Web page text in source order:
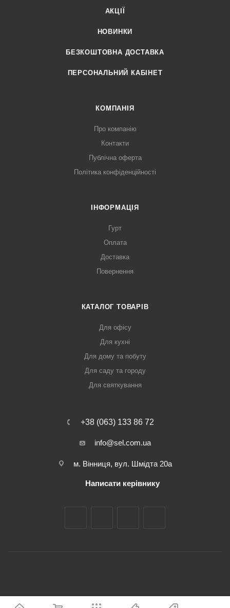
АКЦІЇ
НОВИНКИ
БЕЗКОШТОВНА ДОСТАВКА
ПЕРСОНАЛЬНИЙ КАБІНЕТ
КОМПАНІЯ
Про компанію
Контакти
Публічна оферта
Політика конфіденційності
ІНФОРМАЦІЯ
Гурт
Оплата
Доставка
Повернення
КАТАЛОГ ТОВАРІВ
Для офісу
Для кухні
Для дому та побуту
Для саду та городу
Для святкування
+38 (063) 133 86 72
info@sel.com.ua
м. Вінниця, вул. Шмідта 20а
Написати керівнику